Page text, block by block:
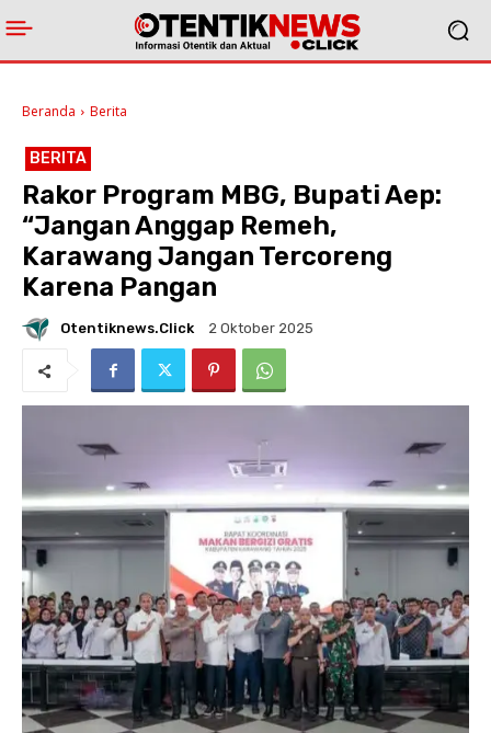
Beranda Berita
BERITA
Rakor Program MBG, Bupati Aep:
“Jangan Anggap Remeh,
Karawang Jangan Tercoreng
Karena Pangan
Otentiknews.click 2 Oktober 2025